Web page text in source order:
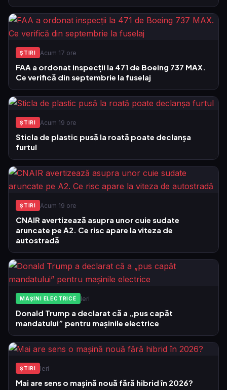
ŞTIRI Acum 17 ore
FAA a ordonat inspecții la 471 de Boeing 737 MAX.
Ce verifică din septembrie la fuselaj
ŞTIRI Acum 19 ore
Sticla de plastic pusă la roată poate declanșa
furtul
ŞTIRI Acum 19 ore
CNAIR avertizează asupra unor cuie sudate
aruncate pe A2. Ce risc apare la viteza de
autostradă
MAȘINI ELECTRICE Ieri
Donald Trump a declarat că a „pus capăt
mandatului” pentru mașinile electrice
ŞTIRI Ieri
Mai are sens o mașină nouă fără hibrid în 2026?